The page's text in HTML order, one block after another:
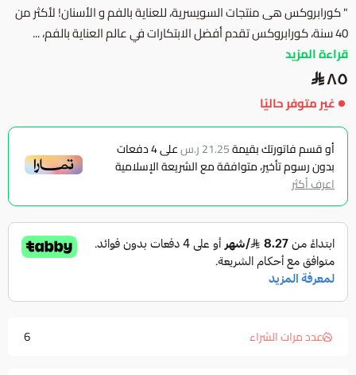
" كورابروكس هى منتجات السويسرية، للعناية بالفم و الأسنان! لأكثر من
40 سنة، كورابروكس تقدم أفضل الابتكارات في عالم العناية بالفم، ...
قراءة المزيد
٨٥
غير متوفر حاليًا
أو قسم فاتورتك بقيمة21.25 ر.س على4دفعات
بدون رسوم تأخير، متوافقة مع الشريعة الإسلامية
اعرف أكثر
عدد مرات الشراء 6